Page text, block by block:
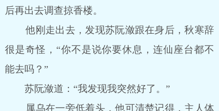
后再出去调查掠香楼。
他刚走出去，发现苏阮潋跟在身后，秋寒辞
很是奇怪，“你不是说你要休息，连仙座台都不
能去吗？”
苏阮潋道：“我发现我突然好了。”
属乌在一旁低着头，他可清楚记得，主人体